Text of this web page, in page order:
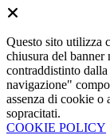
Questo sito utilizza
chiusura del banner
contraddistinto
navigazione"
assenza di cookie o
sopracitati.
COOKIE POLICY